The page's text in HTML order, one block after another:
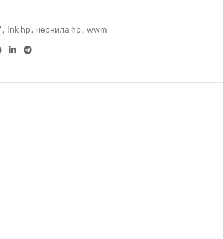
, ink hp, чернила hp, wwm